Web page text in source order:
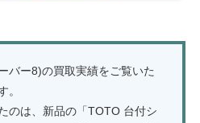
バー8)の買取実績をご覧いた
。
のは、新品の「TOTO 台付シ